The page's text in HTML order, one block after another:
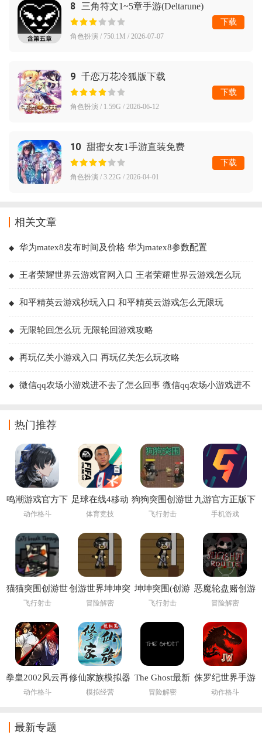
8 三角符文1~5章手游(Deltarune)
角色扮演 / 750.1M / 2026-07-07
下载
9 千恋万花冷狐版下载
角色扮演 / 1.59G / 2026-06-12
下载
10 甜蜜女友1手游直装免费
角色扮演 / 3.22G / 2026-04-01
下载
相关文章
华为matex8发布时间及价格 华为matex8参数配置
王者荣耀世界云游戏官网入口 王者荣耀世界云游戏怎么玩
和平精英云游戏秒玩入口 和平精英云游戏怎么无限玩
无限轮回怎么玩 无限轮回游戏攻略
再玩亿关小游戏入口 再玩亿关怎么玩攻略
微信qq农场小游戏进不去了怎么回事 微信qq农场小游戏进不
热门推荐
鸣潮游戏官方下
载
动作格斗
足球在线4移动
版下载安装
M)
体育竞技
狗狗突围创游世
界
飞行射击
九游官方正版下
载
手机游戏
猫猫突围创游世
界
飞行射击
创游世界坤坤突
围小游戏
冒险解密
坤坤突围(创游
世界)
飞行射击
恶魔轮盘赌创游
版(创游世界)
冒险解密
拳皇2002风云再
起
动作格斗
修仙家族模拟器
6.2
模拟经营
The Ghost最新
版下载2026
冒险解密
侏罗纪世界手游
(Jurassic World
动作格斗
最新专题